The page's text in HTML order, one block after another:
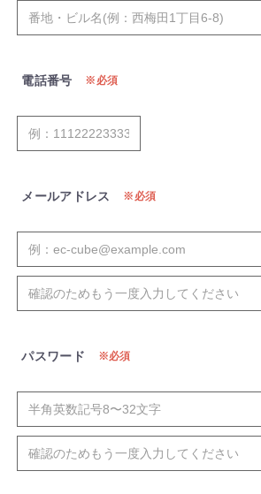
電話番号 必須
メールアドレス 必須
パスワード 必須